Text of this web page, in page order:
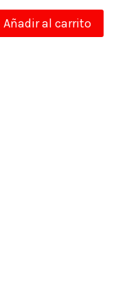
Añadir al carrito